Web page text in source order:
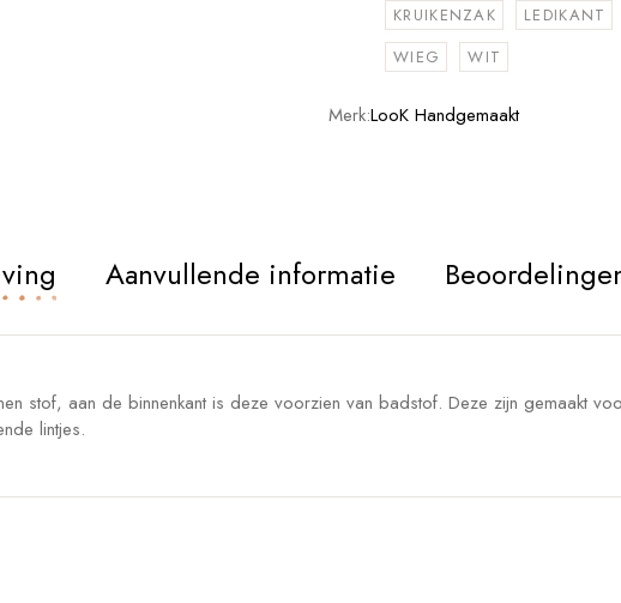
KRUIKENZAK
LEDIKANT
WIEG
WIT
Merk:LooK Handgemaakt
Aanvullende informatie
stof, aan de binnenkant is deze voorzien van badstof. Deze zijn gemaakt
lintjes.